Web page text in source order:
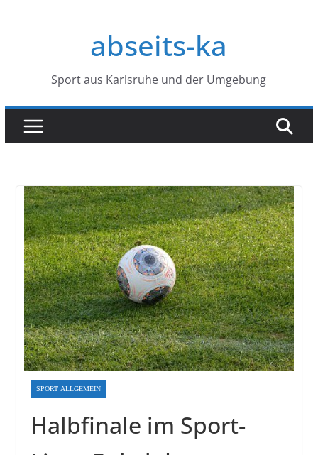
abseits-ka
Sport aus Karlsruhe und der Umgebung
SPORT ALLGEMEIN
Halbfinale im Sport-